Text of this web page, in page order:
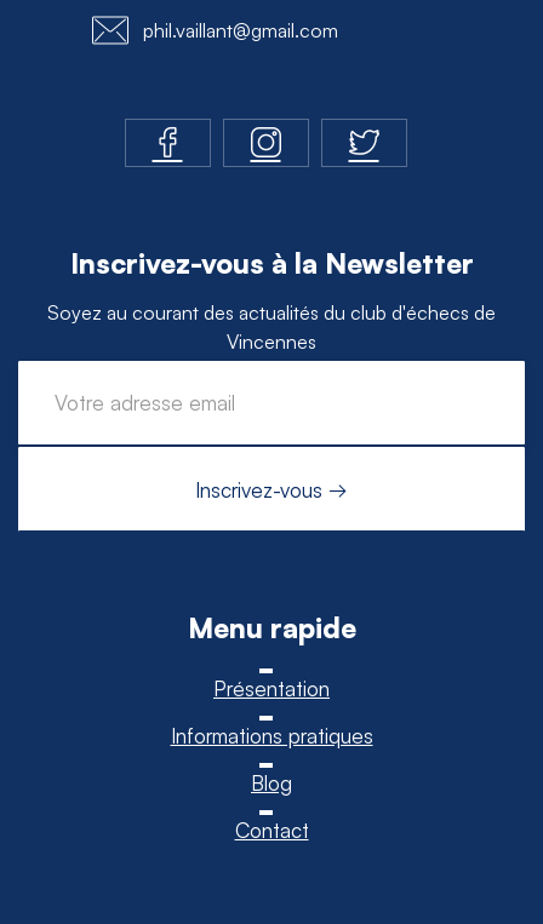
phil.vaillant@gmail.com
Inscrivez-vous à la Newsletter
Soyez au courant des actualités du club d'échecs de
Vincennes
Menu rapide
Présentation
Informations pratiques
Blog
Contact